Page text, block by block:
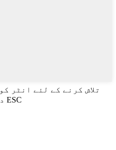
تلاش کرنے کے لئے انٹر کو
دبائیں یا بند ہونے کے لئے ESC